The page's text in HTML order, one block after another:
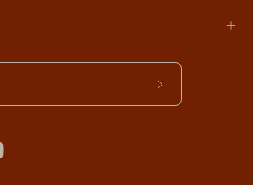
Abonnieren